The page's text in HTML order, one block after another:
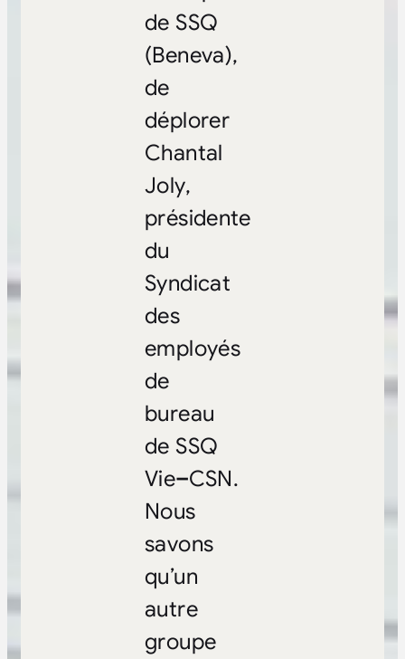
de SSQ
(Beneva),
de
déplorer
Chantal
Joly,
présidente
du
Syndicat
des
employés
de
bureau
de SSQ
Vie–CSN.
Nous
savons
qu’un
autre
groupe